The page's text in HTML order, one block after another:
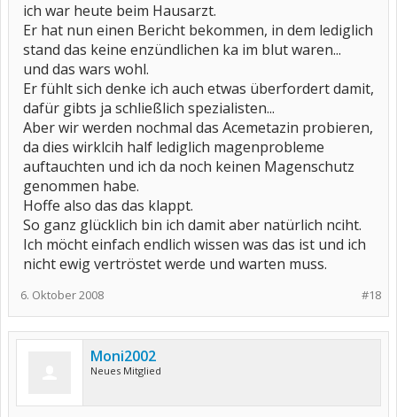
ich war heute beim Hausarzt.
Er hat nun einen Bericht bekommen, in dem lediglich
stand das keine enzündlichen ka im blut waren...
und das wars wohl.
Er fühlt sich denke ich auch etwas überfordert damit,
dafür gibts ja schließlich spezialisten...
Aber wir werden nochmal das Acemetazin probieren,
da dies wirklcih half lediglich magenprobleme
auftauchten und ich da noch keinen Magenschutz
genommen habe.
Hoffe also das das klappt.
So ganz glücklich bin ich damit aber natürlich nciht.
Ich möcht einfach endlich wissen was das ist und ich
nicht ewig vertröstet werde und warten muss.
#18
6. Oktober 2008
Moni2002
Neues Mitglied